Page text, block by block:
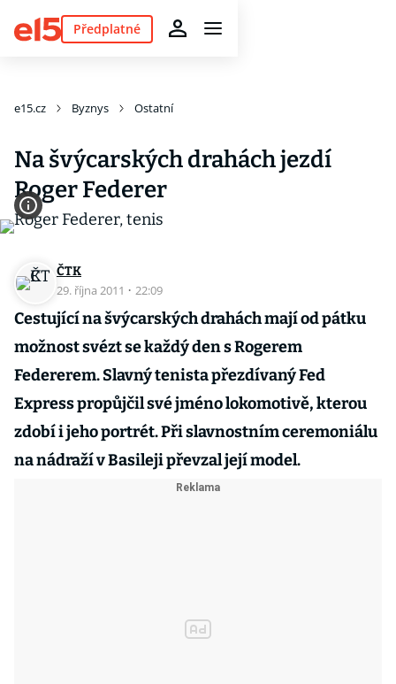
Předplatné
e15.cz Byznys Ostatní
Na švýcarských drahách jezdí
Roger Federer
ČTK
29. října 2011 · 22:09
Cestující na švýcarských drahách mají od pátku
možnost svézt se každý den s Rogerem
Federerem. Slavný tenista přezdívaný Fed
Express propůjčil své jméno lokomotivě, kterou
zdobí i jeho portrét. Při slavnostním ceremoniálu
na nádraží v Basileji převzal její model.